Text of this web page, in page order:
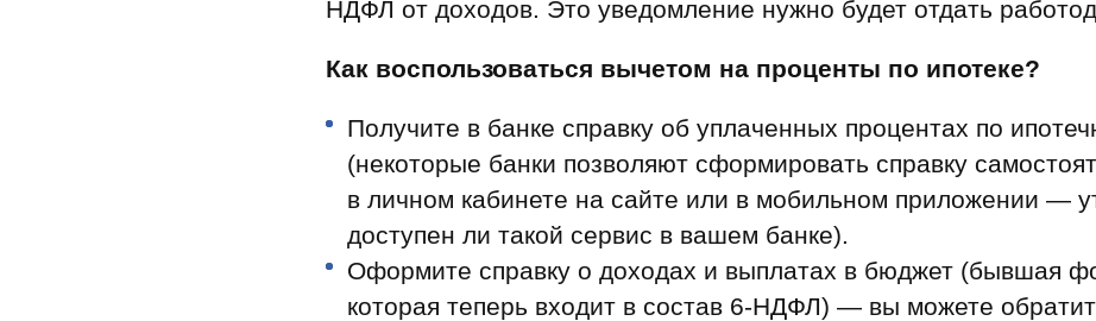
НДФЛ от доходов. Это уведомление нужно будет отдать
Как воспользоваться вычетом на проценты по ипотеке?
Получите в банке справку об уплаченных процентах по
(некоторые банки позволяют сформировать справку
в личном кабинете на сайте или в мобильном приложении —
доступен ли такой сервис в вашем банке).
Оформите справку о доходах и выплатах в бюджет (бывшая
которая теперь входит в состав 6‑НДФЛ) — вы можете